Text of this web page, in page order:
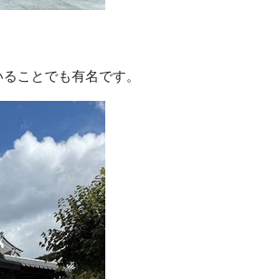
ことでも有名です。